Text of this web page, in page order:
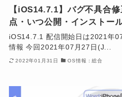
【iOS14.7.1】バグ不具合
点・いつ公開・インストー
iOS14.7.1 配信開始日は2021年
情報 今回2021年07月27日(J...
2022年01月31日 OS情報：総合